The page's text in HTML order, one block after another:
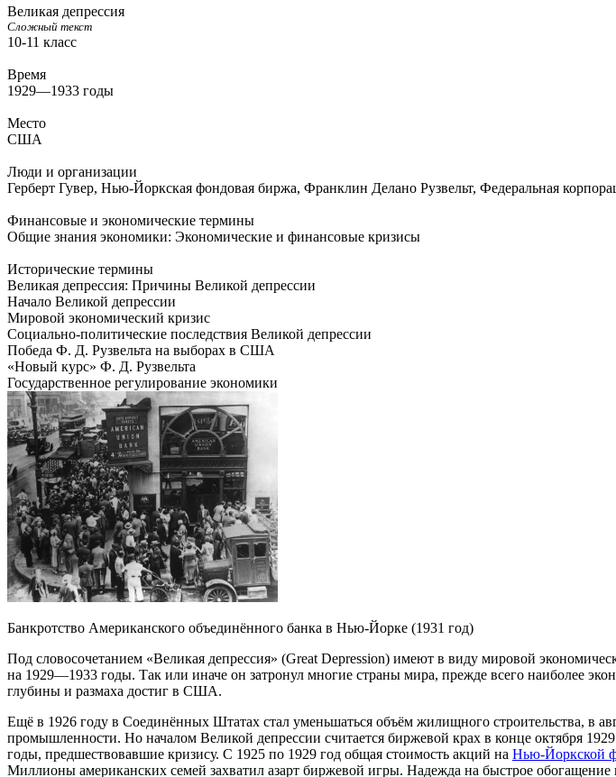
Великая депрессия
Сложный текст
10-11 класс
Время
1929—1933 годы
Место
США
Люди и организации
Герберт Гувер, Нью-Йоркская фондовая биржа, Франклин Делано Рузвельт, Федеральная
Финансовые и экономические термины
Общие знания экономики: Экономические и финансовые кризисы
Исторические термины
Великая депрессия: Причины Великой депрессии
Начало Великой депрессии
Мировой экономический кризис
Социально-политические последствия Великой депрессии
Победа Ф. Д. Рузвельта на выборах в США
«Новый курс» Ф. Д. Рузвельта
Государственное регулирование экономики
Банкротство Американского объединённого банка в Нью-Йорке (1931 год)
Под словосочетанием «Великая депрессия» (Great Depression) имеют в виду мировой
на 1929—1933 годы. Так или иначе он затронул многие страны мира, прежде всего наиболее
глубины и размаха достиг в США.
Ещё в 1926 году в Соединённых Штатах стал уменьшаться объём жилищного строительства, в
промышленности. Но началом Великой депрессии считается биржевой крах в конце октября
годы, предшествовавшие кризису. С 1925 по 1929 год общая стоимость акций на Нью-Йоркской
Миллионы американских семей захватил азарт биржевой игры. Надежда на быстрое